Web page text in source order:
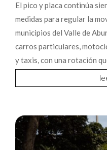
El pico y placa continúa
medidas para regular la
municipios del Valle de
carros particulares,
y taxis, con una rotación